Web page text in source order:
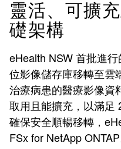
靈活、可擴
礎架構
eHealth NSW 首批進
位影像儲存庫移轉至雲
治療病患的醫療影像資
取用且能擴充，以滿足
確保安全順暢移轉，
FSx for NetApp ONTAP